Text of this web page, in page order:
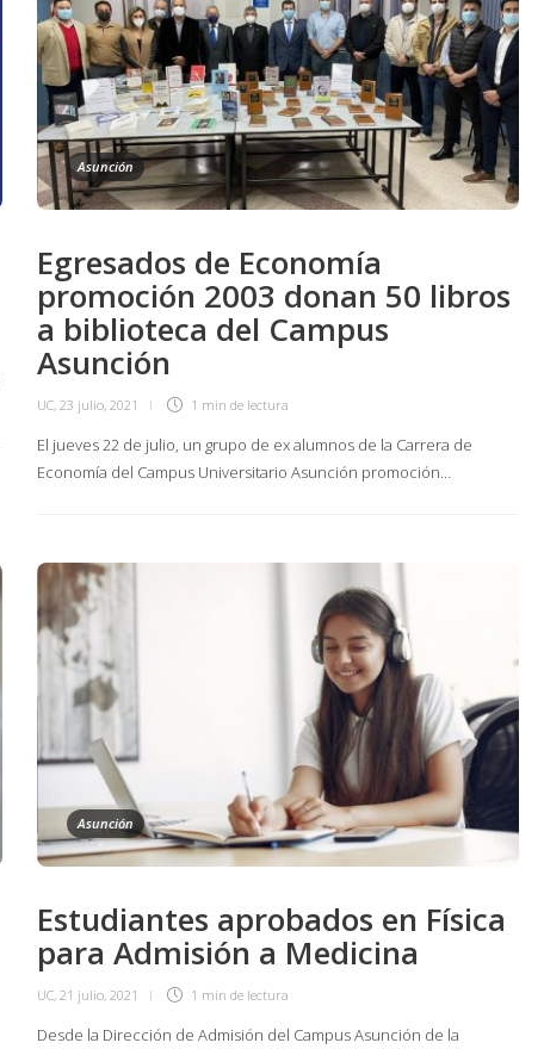
Asunción
Egresados de Economía
promoción 2003 donan 50 libros
a biblioteca del Campus
Asunción
UC, 23 julio, 2021 1 min de lectura
El jueves 22 de julio, un grupo de ex alumnos de la Carrera de
Economía del Campus Universitario Asunción promoción…
Asunción
Estudiantes aprobados en Física
para Admisión a Medicina
UC, 21 julio, 2021 1 min de lectura
Desde la Dirección de Admisión del Campus Asunción de la